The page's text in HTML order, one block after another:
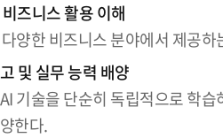
즈니스 활용 이해
양한 비즈니스 분야에서 제공
및 실무 능력 배양
기술을 단순히 독립적으로 학
한다.